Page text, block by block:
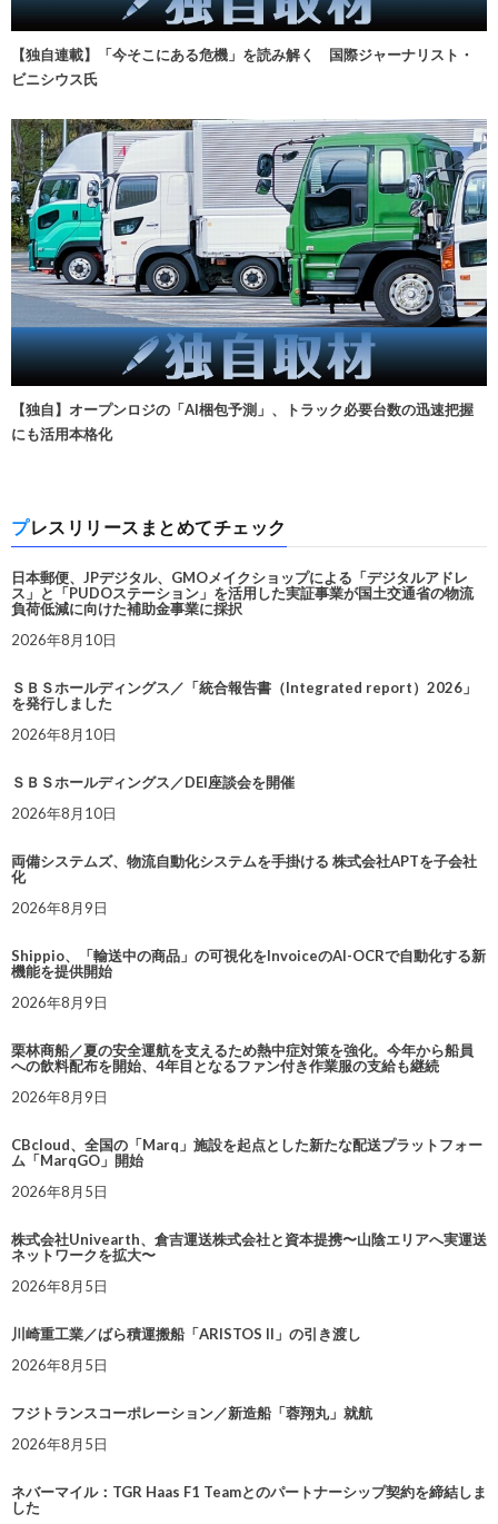
【独自連載】「今そこにある危機」を読み解く 国際ジャーナリスト・
ビニシウス氏
【独自】オープンロジの「AI梱包予測」、トラック必要台数の迅速把握
にも活用本格化
プレスリリースまとめてチェック
日本郵便、JPデジタル、GMOメイクショップによる「デジタルアドレ
ス」と「PUDOステーション」を活用した実証事業が国土交通省の物流
負荷低減に向けた補助金事業に採択
2026年8月10日
ＳＢＳホールディングス／「統合報告書（Integrated report）2026」
を発行しました
2026年8月10日
ＳＢＳホールディングス／DEI座談会を開催
2026年8月10日
両備システムズ、物流自動化システムを手掛ける 株式会社APTを子会社
化
2026年8月9日
Shippio、「輸送中の商品」の可視化をInvoiceのAI-OCRで自動化する新
機能を提供開始
2026年8月9日
栗林商船／夏の安全運航を支えるため熱中症対策を強化。今年から船員
への飲料配布を開始、4年目となるファン付き作業服の支給も継続
2026年8月9日
CBcloud、全国の「Marq」施設を起点とした新たな配送プラットフォー
ム「MarqGO」開始
2026年8月5日
株式会社Univearth、倉吉運送株式会社と資本提携〜山陰エリアへ実運送
ネットワークを拡大〜
2026年8月5日
川崎重工業／ばら積運搬船「ARISTOS II」の引き渡し
2026年8月5日
フジトランスコーポレーション／新造船「蓉翔丸」就航
2026年8月5日
ネバーマイル：TGR Haas F1 Teamとのパートナーシップ契約を締結しま
した